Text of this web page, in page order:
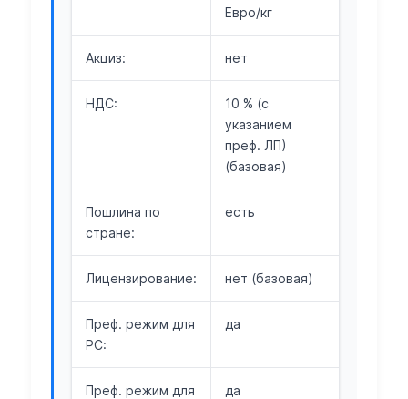
Евро/кг
Акциз: нет
НДС:
10 % (с
указанием
преф. ЛП)
(базовая)
Пошлина по
стране:
есть
Лицензирование: нет (базовая)
Преф. режим для
РС:
да
Преф. режим для
да